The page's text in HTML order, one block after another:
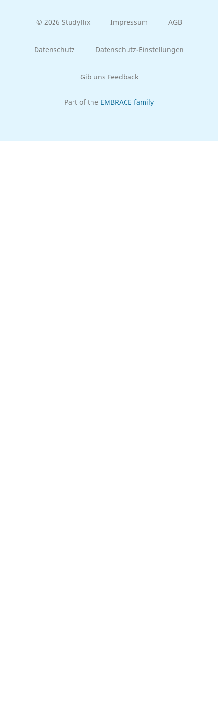
© 2026 Studyflix Impressum AGB
Datenschutz Datenschutz-Einstellungen
Gib uns Feedback
Part of the EMBRACE family